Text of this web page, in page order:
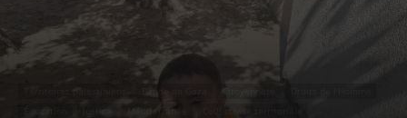
Territoires palestiniens Bande de Gaza
Éducation
Justice Méditerranée